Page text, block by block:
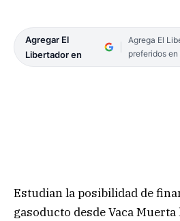
Agregar El
Libertador en
Agrega El
preferidos en
Estudian la posibilidad de
gasoducto desde Vaca